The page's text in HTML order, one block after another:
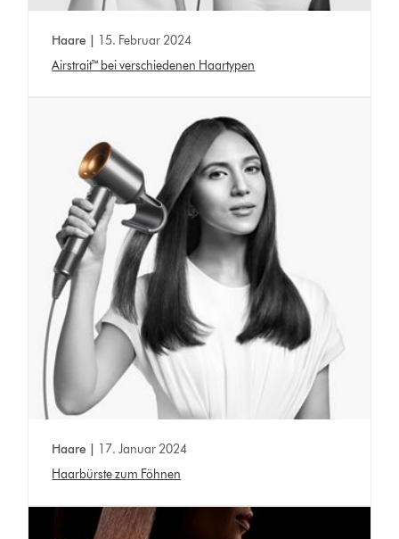
Haare |
15. Februar 2024
Airstrait™ bei verschiedenen Haartypen
Haare |
17. Januar 2024
Haarbürste zum Föhnen